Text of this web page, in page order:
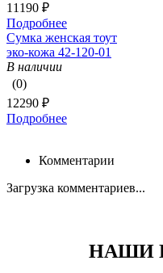
11190 ₽
Подробнее
Сумка женская тоут
эко-кожа 42-120-01
В наличии
(0)
12290 ₽
Подробнее
Комментарии
Загрузка комментариев...
НАШИ